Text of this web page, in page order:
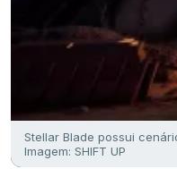
Stellar Blade possui
Imagem: SHIFT UP